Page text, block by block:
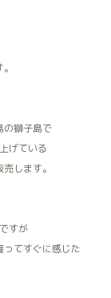
の獅子島で
げている
します。
すが
てすぐに感じた